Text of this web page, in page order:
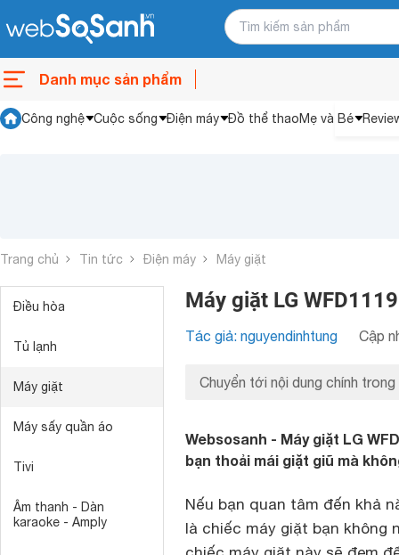
Danh mục sản phẩm
Công nghệ Cuộc sống Điện máy Đồ thể thaoMẹ và Bé
Trang chủ Tin tức Điện máy Máy giặt
Điều hòa
Tủ lạnh
Máy giặt
Máy sấy quần áo
Tivi
Âm thanh - Dàn
karaoke - Amply
Máy giặt LG
Tác giả: nguyendinhtung Cập
Chuyển tới nội dung chính trong
Websosanh - Máy giặt LG
bạn thoải mái giặt giũ mà
Nếu bạn quan tâm đến khả
là chiếc máy giặt bạn không